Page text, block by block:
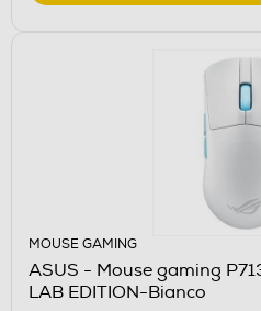
MOUSE GAMING
ASUS - Mouse gaming
LAB EDITION-Bianco